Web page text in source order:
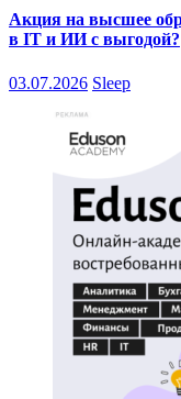
Акция на высшее
в IT и ИИ с выгодой?
03.07.2026 Sleep